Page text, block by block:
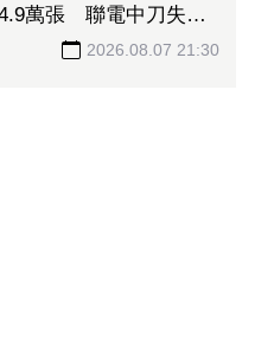
萬張 聯電中刀失血
2026.08.07 21:30